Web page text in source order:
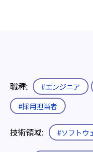
職種: #エンジニア
#採用担当者
技術領域: #ソフトウ